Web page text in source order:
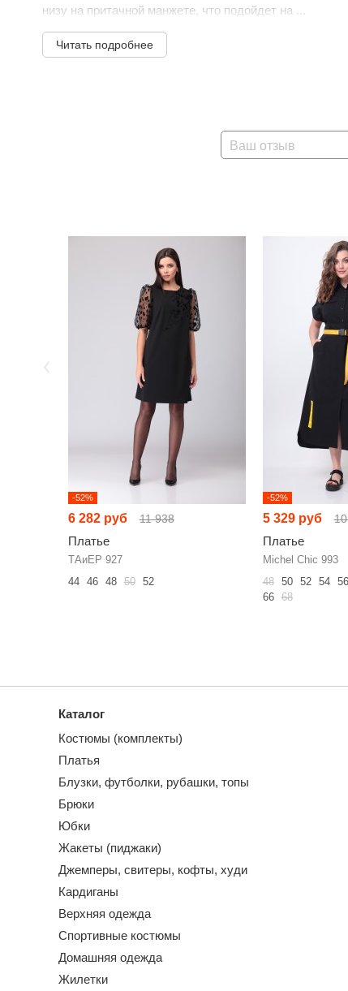
низу на притачной манжете, что подойдет на ...
Читать подробнее
Ваш отзыв
-52%
6 282 руб 11 938
Платье
ТAиЕР 927
44
46 48 50 52
-52%
5 329 руб
Платье
Michel Chic 993
48
50 52 54 56
66 68
Каталог
Костюмы (комплекты)
Платья
Блузки, футболки, рубашки, топы
Брюки
Юбки
Жакеты (пиджаки)
Джемперы, свитеры, кофты, худи
Кардиганы
Верхняя одежда
Спортивные костюмы
Домашняя одежда
Жилетки